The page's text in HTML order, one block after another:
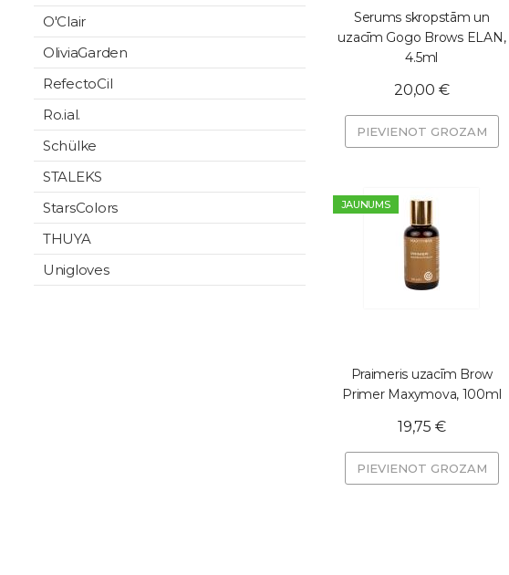
O'Clair
OliviaGarden
RefectoCil
Ro.ial.
Schülke
STALEKS
StarsColors
THUYA
Unigloves
Serums skropstām un
uzacīm Gogo Brows ELAN,
4.5ml
20,00 €
PIEVIENOT GROZAM
JAUNUMS
Praimeris uzacīm Brow
Primer Maxymova, 100ml
19,75 €
PIEVIENOT GROZAM